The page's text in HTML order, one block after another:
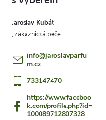
Jaroslav Kubát
info@jaroslavparfu
m.cz
733147470
https://www.faceboo
k.com/profile.php?id=
100089712807328